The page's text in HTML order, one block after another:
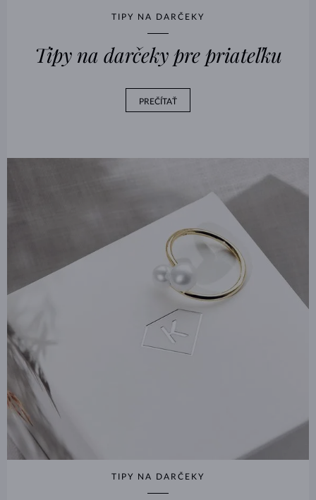
TIPY NA DARČEKY
Tipy na darčeky pre priateľku
PREČÍTAŤ
TIPY NA DARČEKY